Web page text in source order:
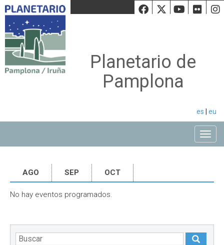
Facebook
Twiiter
Planetario de
Pamplona
es eu
AGO SEP OCT
No hay eventos programados.